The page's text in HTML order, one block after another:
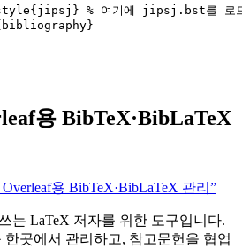
{jipsj} % 여기에 jipsj.bst를 로
용 BibTeX·BibLaTeX
용 BibTeX·BibLaTeX 관리”
는 LaTeX 저자를 위한 도구입니다.
한곳에서 관리하고, 참고문헌을 협업